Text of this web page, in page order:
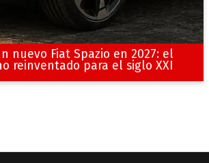
nuevo Fiat Spazio en 2027: el
reinventado para el siglo XXI